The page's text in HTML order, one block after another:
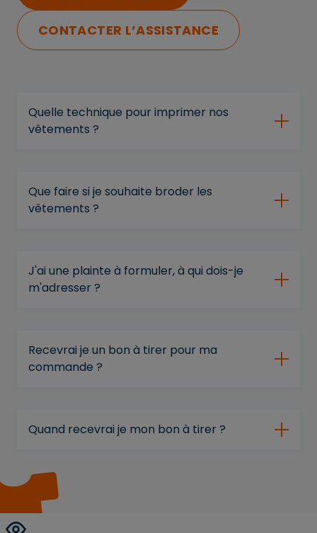
CONTACTER L’ASSISTANCE
Quelle technique pour imprimer nos
vêtements ?
Que faire si je souhaite broder les
vêtements ?
J'ai une plainte à formuler, à qui dois-je
m'adresser ?
Recevrai je un bon à tirer pour ma
commande ?
Quand recevrai je mon bon à tirer ?